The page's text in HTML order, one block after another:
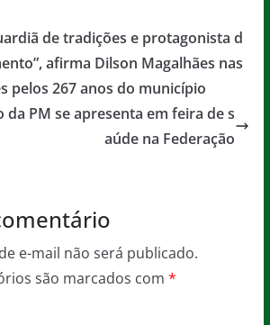
l s
A
p
p
a
g
e
de tradições e protagonista d
afirma Dilson Magalhães nas
pelos 267 anos do município
da PM se apresenta em feira de s
aúde na Federação
e-mail não será publicado.
são marcados com *